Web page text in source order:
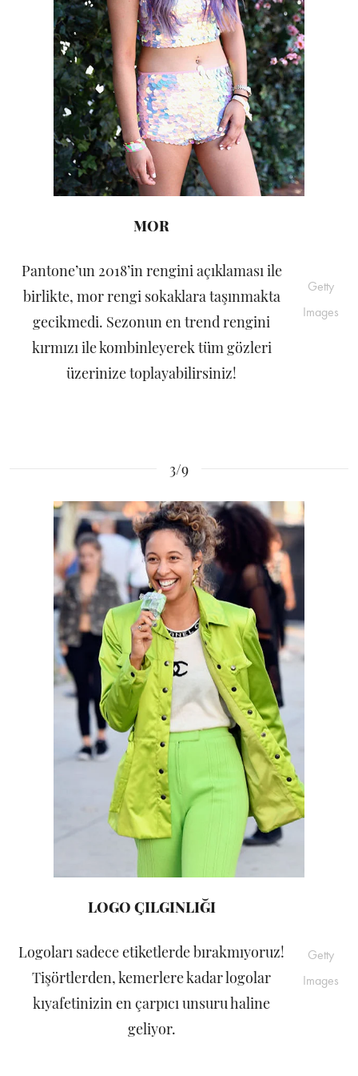
MOR
Pantone’un 2018’in rengini açıklaması ile
birlikte, mor rengi sokaklara taşınmakta
gecikmedi. Sezonun en trend rengini
kırmızı ile kombinleyerek tüm gözleri
üzerinize toplayabilirsiniz!
Getty
Images
3/9
LOGO ÇILGINLIĞI
Logoları sadece etiketlerde bırakmıyoruz!
Tişörtlerden, kemerlere kadar logolar
kıyafetinizin en çarpıcı unsuru haline
geliyor.
Getty
Images